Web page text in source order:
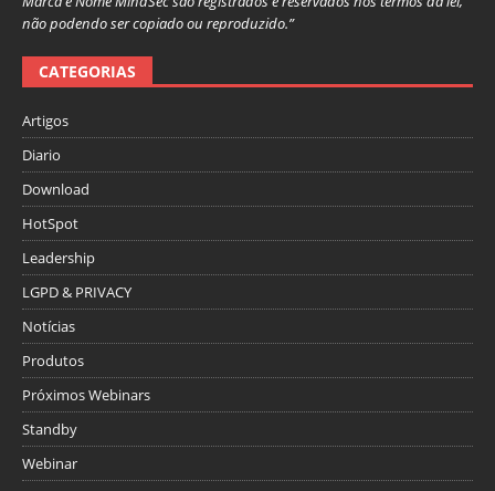
não podendo ser copiado ou reproduzido.”
CATEGORIAS
Artigos
Diario
Download
HotSpot
Leadership
LGPD & PRIVACY
Notícias
Produtos
Próximos Webinars
Standby
Webinar